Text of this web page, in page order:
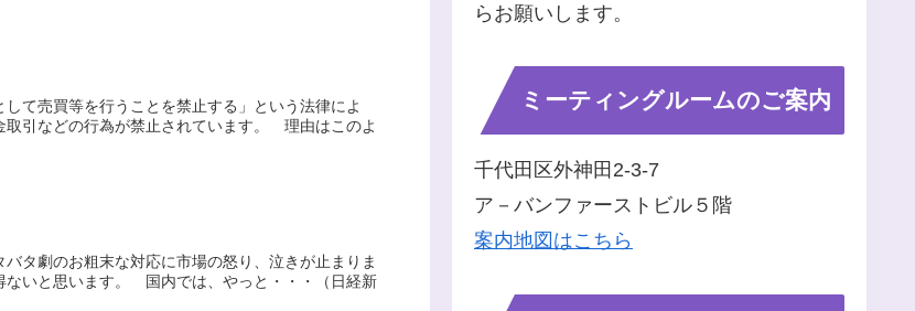
て売買等を行うことを禁止する」という法律によ
取引などの行為が禁止されています。 理由はこのよ
タ劇のお粗末な対応に市場の怒り、泣きが止まりま
ないと思います。 国内では、やっと・・・（日経新
らお願いします。
ミーティングルームのご案内
千代田区外神田2-3-7
ア－バンファーストビル５階
案内地図はこちら